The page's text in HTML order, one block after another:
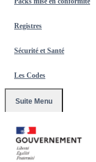
Registres
Sécurité et Santé
Les Codes
Suite Menu
Sans Tabac